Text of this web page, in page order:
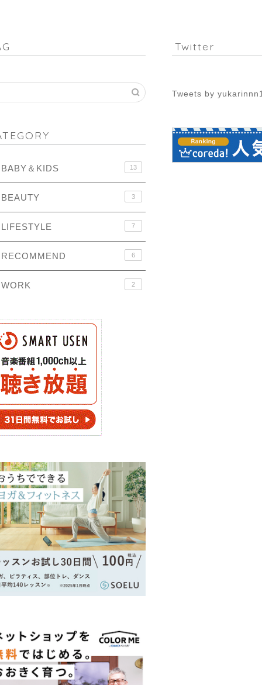
BABY＆KIDS 13
BEAUTY 3
LIFESTYLE 7
RECOMMEND 6
WORK 2
Twitter
Tweets by